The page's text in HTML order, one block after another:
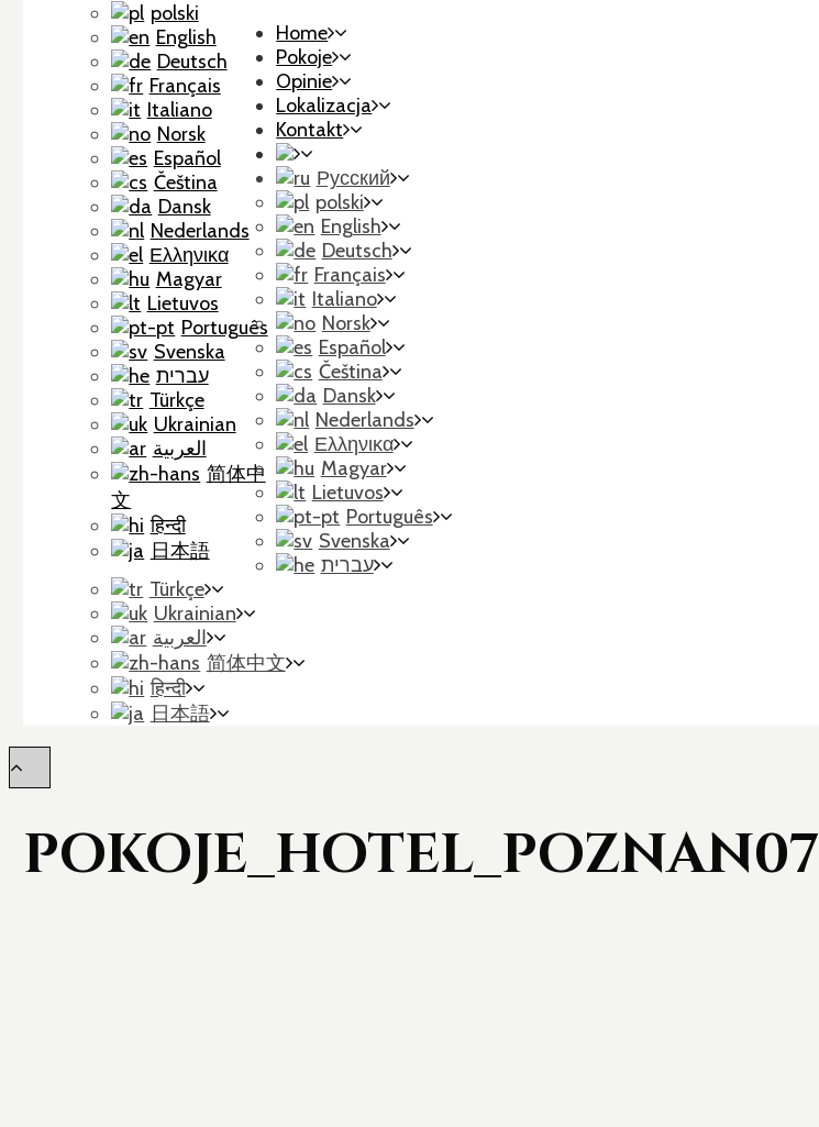
polski
English
Deutsch
Français
Italiano
Norsk
Español
Čeština
Dansk
Nederlands
Ελληνικα
Magyar
Lietuvos
Português
Svenska
עברית
Türkçe
Ukrainian
العربية
简体中
文
हिन्दी
日本語
Home
Pokoje
Opinie
Lokalizacja
Kontakt
Русский
polski
English
Deutsch
Français
Italiano
Norsk
Español
Čeština
Dansk
Nederlands
Ελληνικα
Magyar
Lietuvos
Português
Svenska
עברית
Türkçe
Ukrainian
العربية
简体中文
हिन्दी
日本語
POKOJE_HOTEL_POZNAN07